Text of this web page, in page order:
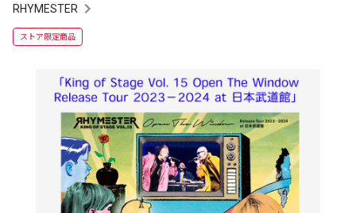
RHYMESTER
ストア限定商品